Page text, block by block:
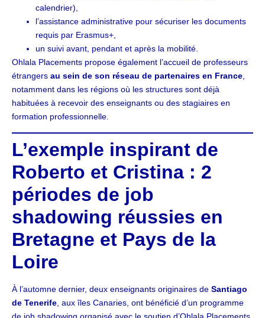
calendrier),
l’assistance administrative pour sécuriser les documents
requis par Erasmus+,
un suivi avant, pendant et après la mobilité.
Ohlala Placements propose également l’accueil de professeurs
étrangers au sein de son réseau de partenaires en France,
notamment dans les régions où les structures sont déjà
habituées à recevoir des enseignants ou des stagiaires en
formation professionnelle.
L’exemple inspirant de
Roberto et Cristina : 2
périodes de job
shadowing réussies en
Bretagne et Pays de la
Loire
À l’automne dernier, deux enseignants originaires de Santiago
de Tenerife , aux îles Canaries, ont bénéficié d’un programme
de job shadowing organisé avec le soutien d’Ohlala Placements.